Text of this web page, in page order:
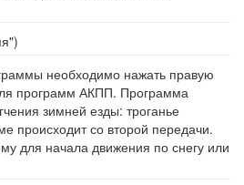
необходимо нажать правую
программ АКПП. Программа
зимней езды: троганье
происходит со второй передачи.
для начала движения по снегу или